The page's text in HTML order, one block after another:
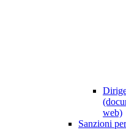
web)
Sanzioni